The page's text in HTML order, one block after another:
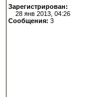
Зарегистрирован:
28 янв 2013, 04:26
Сообщения: 3